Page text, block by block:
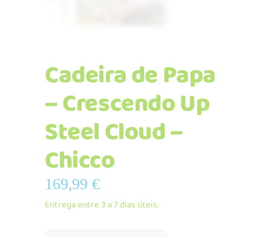
Cadeira de Papa
– Crescendo Up
Steel Cloud –
Chicco
169,99 €
Entrega entre 3 a 7 dias úteis.